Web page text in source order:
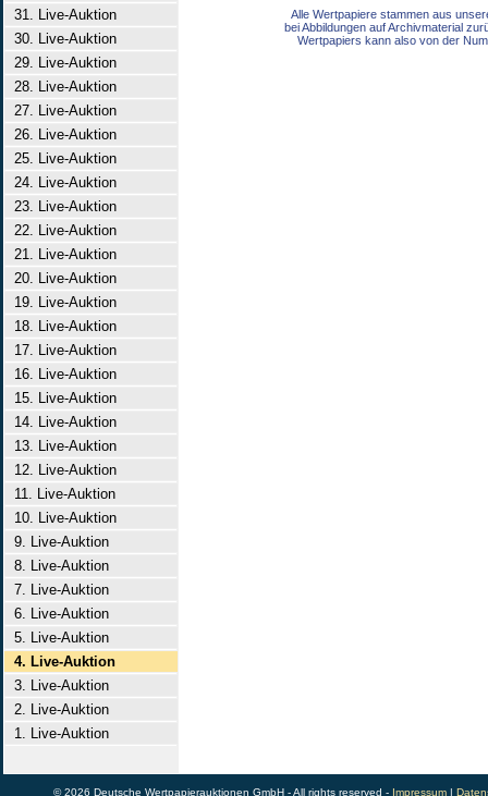
31. Live-Auktion
30. Live-Auktion
29. Live-Auktion
28. Live-Auktion
27. Live-Auktion
26. Live-Auktion
25. Live-Auktion
24. Live-Auktion
23. Live-Auktion
22. Live-Auktion
21. Live-Auktion
20. Live-Auktion
19. Live-Auktion
18. Live-Auktion
17. Live-Auktion
16. Live-Auktion
15. Live-Auktion
14. Live-Auktion
13. Live-Auktion
12. Live-Auktion
11. Live-Auktion
10. Live-Auktion
9. Live-Auktion
8. Live-Auktion
7. Live-Auktion
6. Live-Auktion
5. Live-Auktion
4. Live-Auktion
3. Live-Auktion
2. Live-Auktion
1. Live-Auktion
Alle Wertpapiere stammen aus
bei Abbildungen auf Archivmaterial
Wertpapiers kann also von der
© 2026 Deutsche Wertpapierauktionen GmbH - All rights reserved - Impressum|